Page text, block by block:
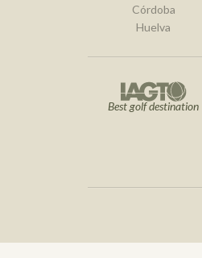
Córdoba
Huelva
Best golf destination